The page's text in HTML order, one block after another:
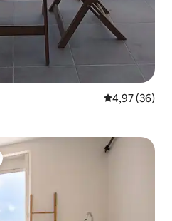
Évaluation
4,97 (36)